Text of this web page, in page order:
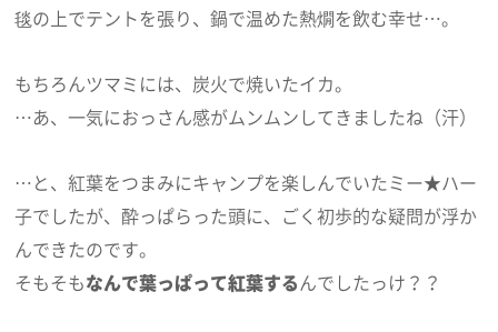
毯の上でテントを張り、鍋で温めた熱燗を飲む幸せ…。
もちろんツマミには、炭火で焼いたイカ。
…あ、一気におっさん感がムンムンしてきましたね（汗）
…と、紅葉をつまみにキャンプを楽しんでいたミー★ハー
子でしたが、酔っぱらった頭に、ごく初歩的な疑問が浮か
んできたのです。
そもそもなんで葉っぱって紅葉するんでしたっけ？？